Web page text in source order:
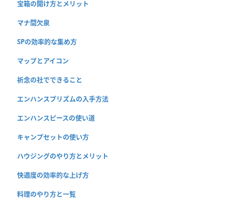
宝箱の開け方とメリット
マナ間欠泉
SPの効率的な集め方
マップとアイコン
祈念の社でできること
エンハンスプリズムの入手方法
エンハンスピースの使い道
キャンプセットの使い方
ハウジングのやり方とメリット
快適度の効率的な上げ方
料理のやり方と一覧